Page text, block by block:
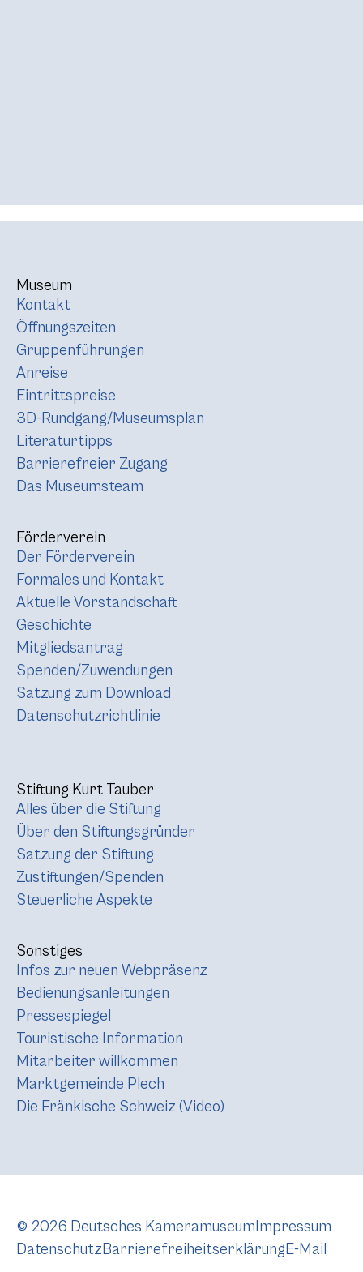
Museum
Kontakt
Öffnungszeiten
Gruppenführungen
Anreise
Eintrittspreise
3D-Rundgang/Museumsplan
Literaturtipps
Barrierefreier Zugang
Das Museumsteam
Förderverein
Der Förderverein
Formales und Kontakt
Aktuelle Vorstandschaft
Geschichte
Mitgliedsantrag
Spenden/Zuwendungen
Satzung zum Download
Datenschutzrichtlinie
Stiftung Kurt Tauber
Alles über die Stiftung
Über den Stiftungsgründer
Satzung der Stiftung
Zustiftungen/Spenden
Steuerliche Aspekte
Sonstiges
Infos zur neuen Webpräsenz
Bedienungsanleitungen
Pressespiegel
Touristische Information
Mitarbeiter willkommen
Marktgemeinde Plech
Die Fränkische Schweiz (Video)
© 2026 Deutsches Kameramuseum Impressum
DatenschutzBarrierefreiheitserklärungE-Mail